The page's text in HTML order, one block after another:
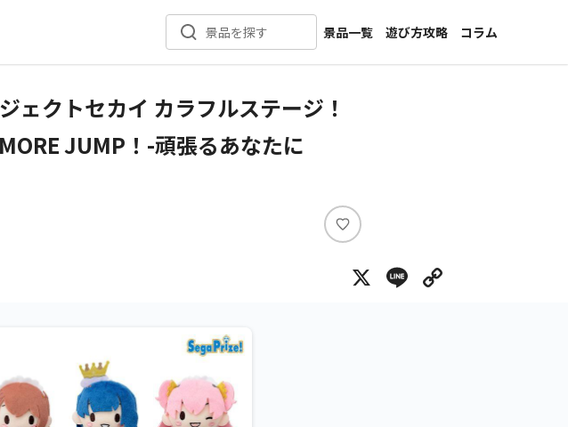
景品を探す
景品一覧
新着景品
遊び方攻略
コラム
インタビュー
ェクトセカイ カラフルステージ！
JUMP！-頑張るあなたに
い
ね
X Line